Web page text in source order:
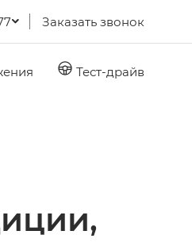
Заказать звонок
Тест-драйв